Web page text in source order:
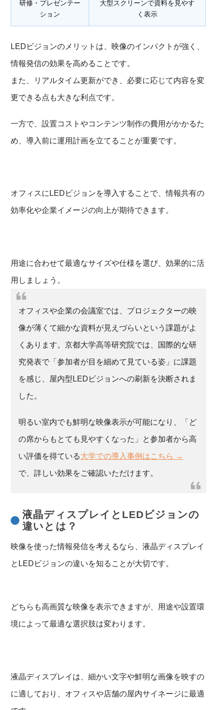
研修・プレゼンテー
ション
大型スクリーンで資料を見やす
く表示
LEDビジョンのメリットは、映像のインパクトが強く、
情報発信の効果を高めることです。
また、リアルタイム更新ができ、必要に応じて内容を変
更できる点も大きな利点です。
一方で、設置コストやコンテンツ制作の費用がかかるた
め、導入前に運用計画を立てることが重要です。
オフィスにLEDビジョンを導入することで、情報共有の
効率化や企業イメージの向上が期待できます。
用途に合わせて最適なサイズや仕様を選び、効果的に活
用しましょう。
オフィスや企業の会議室では、プロジェクターの映
像が薄くて細かな資料が見えづらいという課題がよ
くあります。京都大学高等研究院では、国際的な研
究発表で「参加者が目を細めて見ている姿」に課題
を感じ、屋内型LEDビジョンへの刷新を決断されま
した。
明るい室内でも鮮明な映像表示が可能になり、「ど
の席からもとても見やすくなった」と参加者から高
い評価を得ている大学での導入事例はこちら →
で、詳しい効果をご確認いただけます。
液晶ディスプレイとLEDビジョンの
違いとは？
映像を使った情報発信を考えるなら、液晶ディスプレイ
とLEDビジョンの違いを知ることが大切です。
どちらも高画質な映像を表示できますが、用途や設置環
境によって最適な選択肢は変わります。
液晶ディスプレイは、細かい文字や鮮明な画像を映すの
に適しており、オフィスや店舗の屋内サイネージに最適